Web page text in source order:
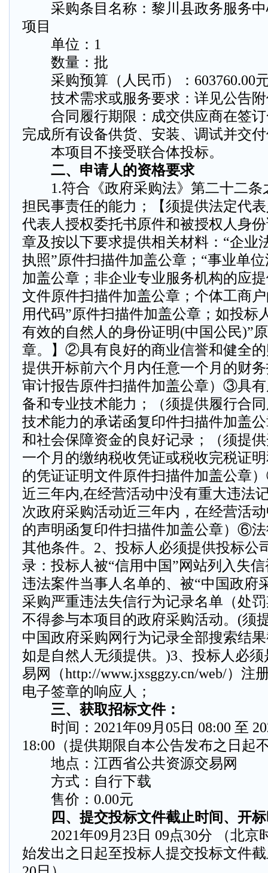
采购条目名称：黎川县政务服务中
项目
单位：1
数量：批
采购预算（人民币）：603760.00
技术需求或服务要求：详见公告附
合同履行期限：成交供应商在签订
完成所有设备供货、安装、调试并交
本项目不接受联合体投标。
二、申请人的资格要求
1.符合《政府采购法》第二十二条
担民事责任的能力；【须提供法定代
代表人授权委托书原件和被授权人身
章及按以下要求提供相关材料：“企业
执照”原件扫描件加盖公章；“事业单
加盖公章；非企业专业服务机构的应
文件原件扫描件加盖公章；个体工商
用代码”原件扫描件加盖公章；如投标
有效的自然人的身份证明(中国公民)”
章。】②具有良好的商业信誉和健全
提供开标前六个月内任意一个月的财
审计报告原件扫描件加盖公章）③具
备和专业技术能力；（须提供履行合
技术能力的承诺函复印件扫描件加盖
和社会保障资金的良好记录；（须提
一个月的缴纳税收凭证或税收完税证
的凭证证明文件原件扫描件加盖公章
近三年内,在经营活动中没有重大违法
次政府采购活动近三年内，在经营活
的声明函复印件扫描件加盖公章）⑥
其他条件。2、投标人必须提供投标公
录：投标人被“信用中国”网站列入失
违法案件当事人名单的、被“中国政府
采购严重违法失信行为记录名单（处
不得参与本项目的政府采购活动。(须
中国政府采购网行为记录全部搜索结
如是自然人无须提供。)3、投标人必
易网（http://www.jxsggzy.cn/web/）注
电子签章的响应人；
三、获取招标文件：
时间：2021年09月05日 08:00 至
18:00（提供期限自本公告发布之日起
地点：江西省公共资源交易网
方式：自行下载
售价：0.00元
四、提交投标文件截止时间、开
2021年09月23日 09点30分 （北京
始发出之日起至投标人提交投标文件